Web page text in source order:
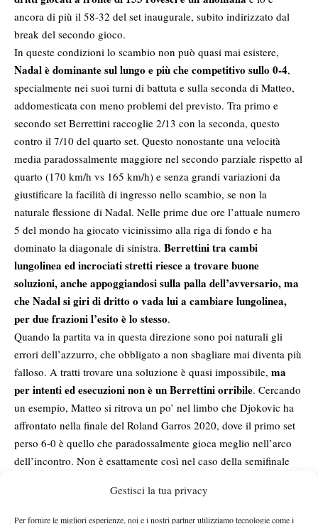
Gestisci la tua privacy
Per fornire le migliori esperienze, noi e i nostri partner utilizziamo tecnologie come i
ancora di più il 58-32 del set inaugurale, subito indirizzato dal
break del secondo gioco.
In queste condizioni lo scambio non può quasi mai esistere,
Nadal è dominante sul lungo e più che competitivo sullo 0-4,
specialmente nei suoi turni di battuta e sulla seconda di Matteo,
addomesticata con meno problemi del previsto. Tra primo e
secondo set Berrettini raccoglie 2/13 con la seconda, questo
contro il 7/10 del quarto set. Questo nonostante una velocità
media paradossalmente maggiore nel secondo parziale rispetto al
quarto (170 km/h vs 165 km/h) e senza grandi variazioni da
giustificare la facilità di ingresso nello scambio, se non la
naturale flessione di Nadal. Nelle prime due ore l’attuale numero
5 del mondo ha giocato vicinissimo alla riga di fondo e ha
dominato la diagonale di sinistra. Berrettini tra cambi
lungolinea ed incrociati stretti riesce a trovare buone
soluzioni, anche appoggiandosi sulla palla dell’avversario, ma
che Nadal si giri di dritto o vada lui a cambiare lungolinea,
per due frazioni l’esito è lo stesso.
Quando la partita va in questa direzione sono poi naturali gli
errori dell’azzurro, che obbligato a non sbagliare mai diventa più
falloso. A tratti trovare una soluzione è quasi impossibile, ma
per intenti ed esecuzioni non è un Berrettini orribile. Cercando
un esempio, Matteo si ritrova un po’ nel limbo che Djokovic ha
affrontato nella finale del Roland Garros 2020, dove il primo set
perso 6-0 è quello che paradossalmente gioca meglio nell’arco
dell’incontro. Non è esattamente così nel caso della semifinale
, specialmente se l’avversario è uno dei
migliori interpreti della storia del gioco. Non sono poche le volte